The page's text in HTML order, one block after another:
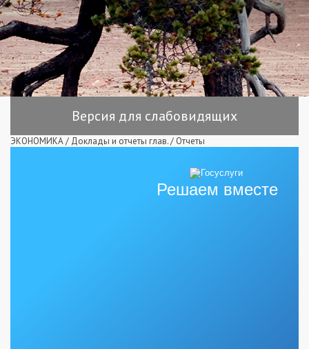
Версия для слабовидящих
ЭКОНОМИКА/ Доклады и отчеты глав./ Отчеты
Решаем вместе